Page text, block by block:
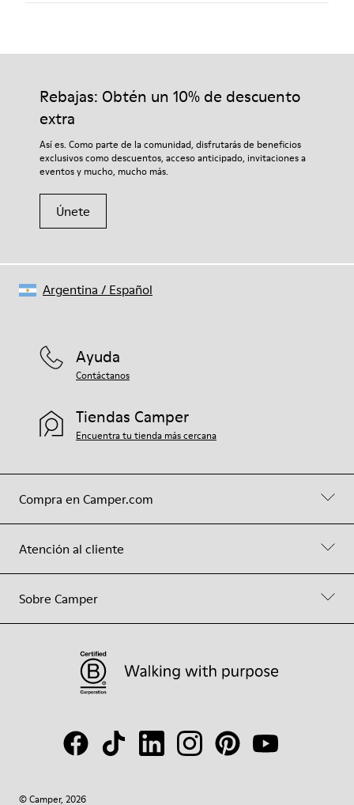
Cordones elásticos
Plantilla
Forro
40% piel 33% poliéster reciclado 27% acabado en ante de piel
Nuestros zapatos se han fabricado con materiales de primera
adecuados para el cuidado del calzado los protegerá y
garantizará que duren más tiempo.
Si deseas obtener información detallada sobre cómo cuidar de
tu par, visita nuestraGuía para el cuidado del calzado.
Rebajas: Obtén un 10% de descuento
extra
Así es. Como parte de la comunidad, disfrutarás de beneficios
exclusivos como descuentos, acceso anticipado, invitaciones a
eventos y mucho, mucho más.
Únete
Compra en Camper.com
Atención al cliente
Sobre Camper
Ayuda
Contáctanos
Tiendas Camper
Encuentra tu tienda más cercana
© Camper, 2026
Argentina / Español